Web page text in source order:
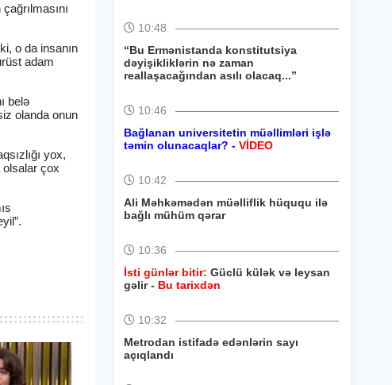
o da insanın
adam
belə
olanda onun
yox,
olsalar çox
10:48
“Bu Ermənistanda konstitutsiya
dəyişikliklərin nə zaman
reallaşacağından asılı olacaq...”
10:46
Bağlanan universitetin müəllimləri işlə
təmin olunacaqlar? - VİDEO
10:42
Ali Məhkəmədən müəlliflik hüququ ilə
bağlı mühüm qərar
10:36
İsti günlər bitir: Güclü külək və leysan
gəlir - Bu tarixdən
10:32
Metrodan istifadə edənlərin sayı
açıqlandı